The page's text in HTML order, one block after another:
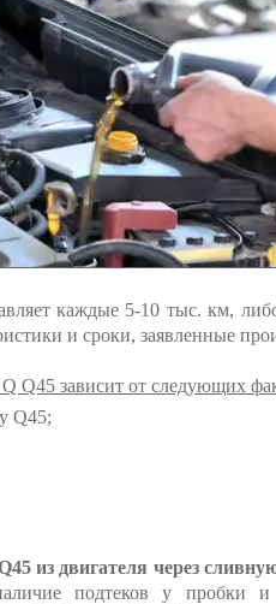
каждые 5-10 тыс. км,
и сроки, заявленные
Q45 зависит от следующих
Q45;
из двигателя через
подтеков у пробки